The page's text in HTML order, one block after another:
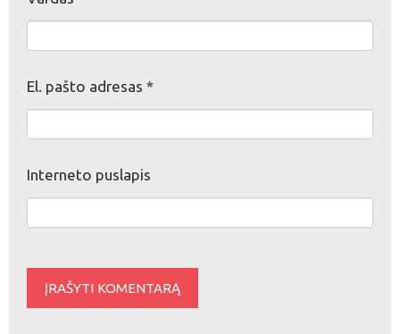
El. pašto adresas *
Interneto puslapis